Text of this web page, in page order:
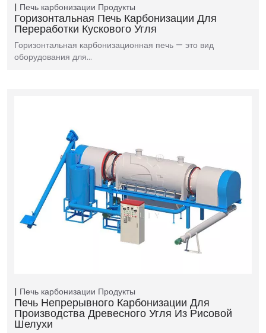
Печь карбонизации Продукты
Горизонтальная Печь Карбонизации Для
Переработки Кускового Угля
Горизонтальная карбонизационная печь — это вид
оборудования для…
Печь карбонизации Продукты
Печь Непрерывного Карбонизации Для
Производства Древесного Угля Из Рисовой
Шелухи